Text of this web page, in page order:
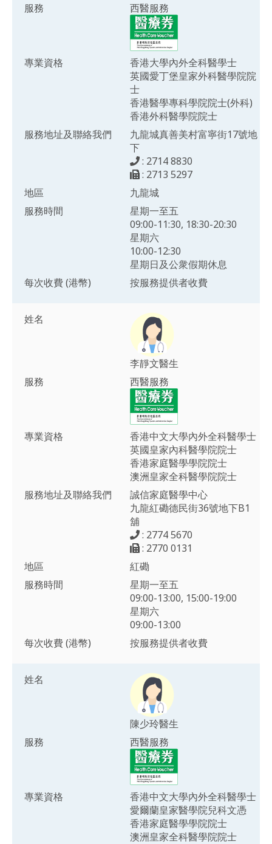
服務
西醫服務
專業資格
香港大學內外全科醫學士
英國愛丁堡皇家外科醫學院院
士
香港醫學專科學院院士(外科)
香港外科醫學院院士
服務地址及聯絡我們
九龍城真善美村富寧街17號地
下
: 2714 8830
: 2713 5297
地區
九龍城
服務時間
星期一至五
09:00-11:30, 18:30-20:30
星期六
10:00-12:30
星期日及公衆假期休息
每次收費 (港幣)
按服務提供者收費
姓名
李靜文醫生
服務
西醫服務
專業資格
香港中文大學內外全科醫學士
英國皇家內科醫學院院士
香港家庭醫學學院院士
澳洲皇家全科醫學院院士
服務地址及聯絡我們
誠信家庭醫學中心
九龍紅磡德民街36號地下B1
舖
: 2774 5670
: 2770 0131
地區
紅磡
服務時間
星期一至五
09:00-13:00, 15:00-19:00
星期六
09:00-13:00
每次收費 (港幣)
按服務提供者收費
姓名
陳少玲醫生
服務
西醫服務
專業資格
香港中文大學內外全科醫學士
愛爾蘭皇家醫學院兒科文憑
香港家庭醫學學院院士
澳洲皇家全科醫學院院士